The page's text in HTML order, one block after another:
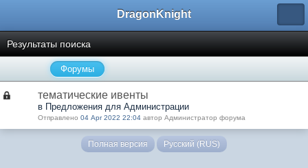
DragonKnight
Результаты поиска
Форумы
тематические ивенты
в Предложения для Администрации
Отправлено 04 Apr 2022 22:04 автор Администратор форума
Полная версия Русский (RUS)